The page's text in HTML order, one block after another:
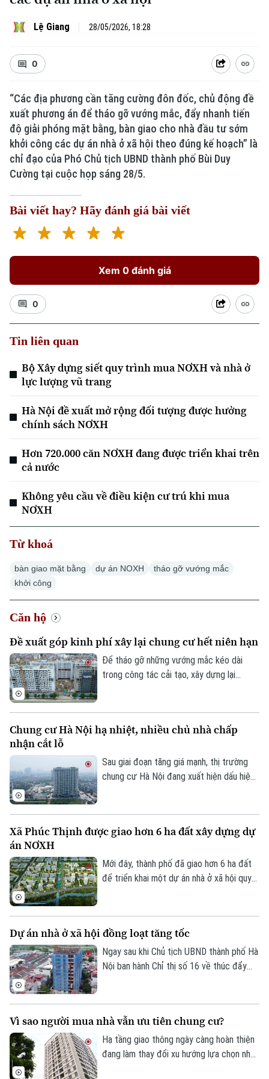
Xu hướng
Chuyên mục
Thời sự
Hà Nội
Chính trị
Hà Nội
Nhịp sống Hà Nội
Lệ Giang 28/05/2026, 18:28
0
“Các địa phương cần tăng cường đôn đốc, chủ động đề
xuất phương án để tháo gỡ vướng mắc, đẩy nhanh tiến
độ giải phóng mặt bằng, bàn giao cho nhà đầu tư sớm
khởi công các dự án nhà ở xã hội theo đúng kế hoạch” là
chỉ đạo của Phó Chủ tịch UBND thành phố Bùi Duy
Cường tại cuộc họp sáng 28/5.
Bài viết hay? Hãy đánh giá bài viết
Xem 0 đánh giá
0
Tin liên quan
Bộ Xây dựng siết quy trình mua NƠXH và nhà ở
lực lượng vũ trang
Hà Nội đề xuất mở rộng đối tượng được hưởng
chính sách NƠXH
Hơn 720.000 căn NƠXH đang được triển khai trên
cả nước
Không yêu cầu về điều kiện cư trú khi mua
NƠXH
Từ khoá
bàn giao mặt bằng dự án NOXH
tháo gỡ vướng mắc
khởi công
Căn hộ
Đề xuất góp kinh phí xây lại chung cư hết niên hạn
Để tháo gỡ những vướng mắc kéo dài
trong công tác cải tạo, xây dựng lại
hết niên hạn sử dụng.
Chung cư Hà Nội hạ nhiệt, nhiều chủ nhà chấp
nhận cắt lỗ
Sau giai đoạn tăng giá mạnh, thị trường
chung cư Hà Nội đang xuất hiện dấu hiệu
Xã Phúc Thịnh được giao hơn 6 ha đất xây dựng dự
án NƠXH
Mới đây, thành phố đã giao hơn 6 ha đất
để triển khai một dự án nhà ở xã hội quy
Dự án nhà ở xã hội đồng loạt tăng tốc
Ngay sau khi Chủ tịch UBND thành phố Hà
Nội ban hành Chỉ thị số 16 về thúc đẩy
Vì sao người mua nhà vẫn ưu tiên chung cư?
Hạ tầng giao thông ngày càng hoàn thiện
đang làm thay đổi xu hướng lựa chọn nhà